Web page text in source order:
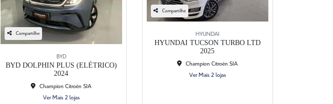
Compartilhe
BYD
BYD DOLPHIN PLUS (ELÉTRICO)
2024
Champion Citroën SIA
Ver Mais 2 lojas
Compartilhe
HYUNDAI
HYUNDAI TUCSON TURBO LTD
2025
Champion Citroën SIA
Ver Mais 2 lojas